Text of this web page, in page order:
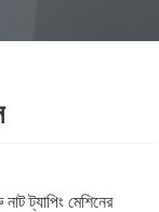
ট্যাপিং মেশিনের